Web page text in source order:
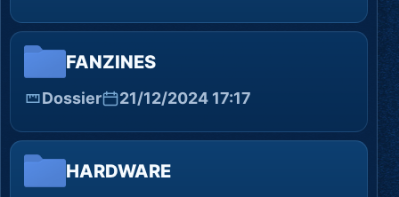
FANZINES
Dossier 21/12/2024 17:17
HARDWARE